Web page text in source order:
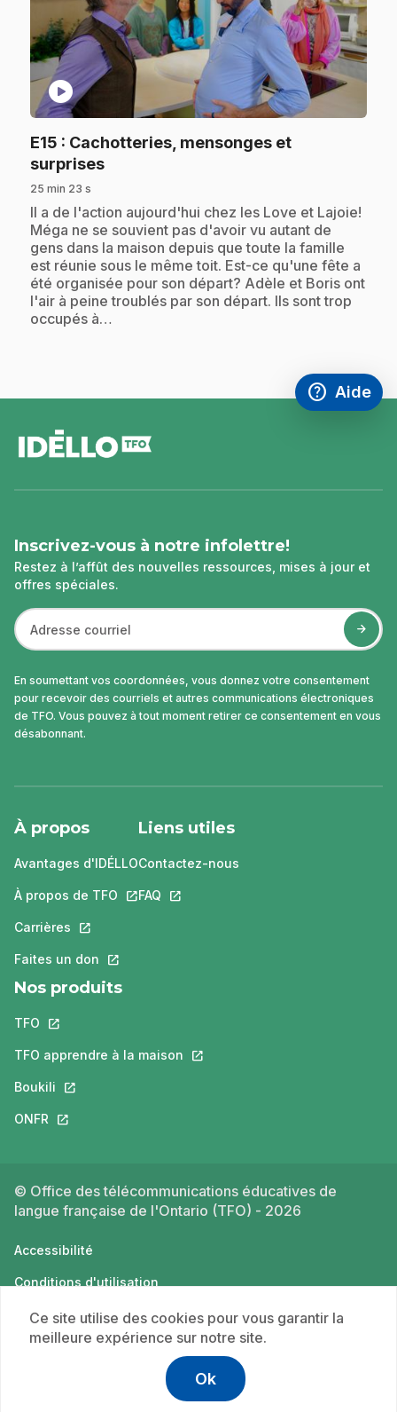
play_circle
E15 : Cachotteries, mensonges et
surprises.
25 min 23 s
.Il a de l'action aujourd'hui chez les Love et Lajoie!
Méga ne se souvient pas d'avoir vu autant de
gens dans la maison depuis que toute la famille
est réunie sous le même toit. Est-ce qu'une fête a
été organisée pour son départ? Adèle et Boris ont
l'air à peine troublés par son départ. Ils sont trop
occupés à…
help
Accéder à
Aide
,Ce lien
de
page
Inscrivez-vous à notre infolettre!
Restez à l’affût des nouvelles ressources, mises à jour et
offres spéciales.
En soumettant vos coordonnées, vous donnez votre consentement
pour recevoir des courriels et autres communications électroniques
de TFO. Vous pouvez à tout moment retirer ce consentement en vous
désabonnant.
À propos
Avantages d'IDÉLLO
À propos de TFO Ce lien s'ouvrira dans un nouvel onglet.
Carrières Ce lien s'ouvrira dans un nouvel onglet.
Faites un don Ce lien s'ouvrira dans un nouvel onglet.
Liens utiles
Contactez-nous
FAQ Ce lien s'ouvrira dans un nouvel
Nos produits
TFO Ce lien s'ouvrira dans un nouvel onglet.
TFO apprendre à la maison Ce lien s'ouvrira dans un nouvel
Boukili Ce lien s'ouvrira dans un nouvel onglet.
ONFR Ce lien s'ouvrira dans un nouvel onglet.
© Office des télécommunications éducatives de
langue française de l'Ontario (TFO) - 2026
Accessibilité
Conditions d'utilisation
Politique de confidentialité
Ce site utilise des cookies pour vous garantir la
meilleure expérience sur notre site.
Ok